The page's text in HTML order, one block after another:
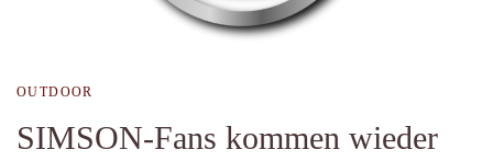
OUTDOOR
SIMSON-Fans kommen wieder